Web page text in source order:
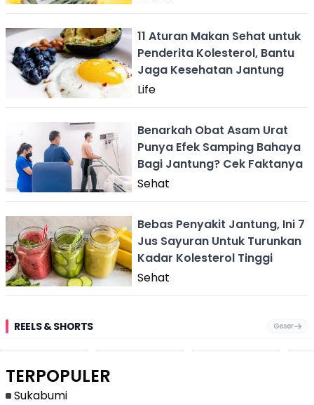
11 Aturan Makan Sehat untuk
Penderita Kolesterol, Bantu
Jaga Kesehatan Jantung
Life
Benarkah Obat Asam Urat
Punya Efek Samping Bahaya
Bagi Jantung? Cek Faktanya
Sehat
Bebas Penyakit Jantung, Ini 7
Jus Sayuran Untuk Turunkan
Kadar Kolesterol Tinggi
Sehat
REELS & SHORTS Geser
Pantai
Cikembang,
Dari
Palabuhanratu
TERPOPULER
Sukabumi